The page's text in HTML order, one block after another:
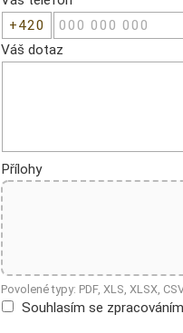
Váš dotaz
Přílohy
Povolené typy: PDF, XLS, XLSX,
Souhlasím se